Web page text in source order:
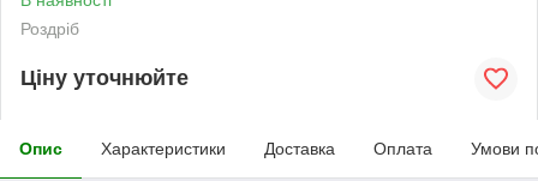
Роздріб
Ціну уточнюйте
Опис Характеристики Доставка Оплата Умови